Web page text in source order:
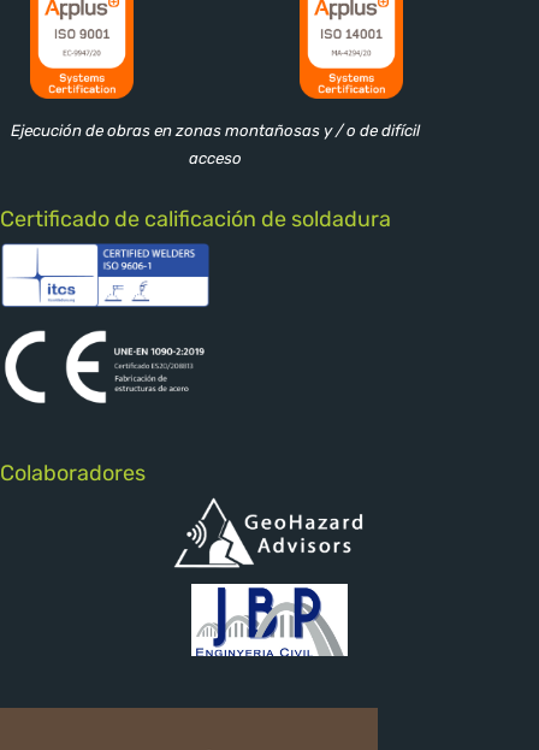
Ejecución de obras en zonas montañosas y / o de difícil
acceso
Certificado de calificación de soldadura
Colaboradores